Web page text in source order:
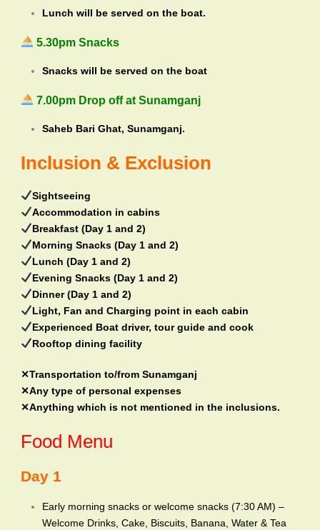
Lunch will be served on the boat.
5.30pm Snacks
Snacks will be served on the boat
7.00pm Drop off at Sunamganj
Saheb Bari Ghat, Sunamganj.
Inclusion & Exclusion
Sightseeing
Accommodation in cabins
Breakfast (Day 1 and 2)
Morning Snacks (Day 1 and 2)
Lunch (Day 1 and 2)
Evening Snacks (Day 1 and 2)
Dinner (Day 1 and 2)
Light, Fan and Charging point in each cabin
Experienced Boat driver, tour guide and cook
Rooftop dining facility
✕Transportation to/from Sunamganj
✕Any type of personal expenses
✕Anything which is not mentioned in the inclusions.
Food Menu
Day 1
Early morning snacks or welcome snacks (7:30 AM) –
Welcome Drinks, Cake, Biscuits, Banana, Water & Tea